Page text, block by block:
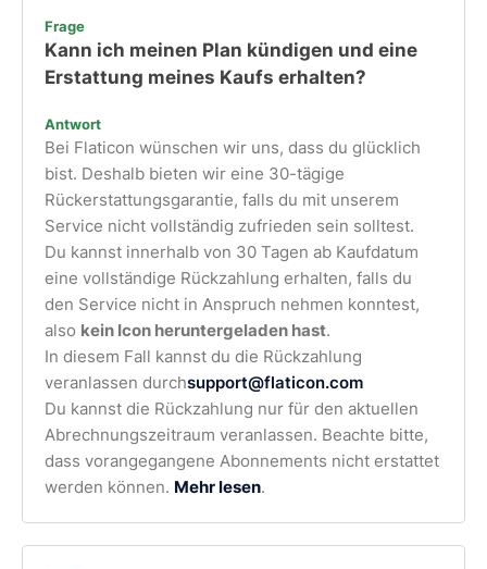
Frage
Kann ich meinen Plan kündigen und eine
Erstattung meines Kaufs erhalten?
Antwort
Bei Flaticon wünschen wir uns, dass du glücklich
bist. Deshalb bieten wir eine 30-tägige
Rückerstattungsgarantie, falls du mit unserem
Service nicht vollständig zufrieden sein solltest.
Du kannst innerhalb von 30 Tagen ab Kaufdatum
eine vollständige Rückzahlung erhalten, falls du
den Service nicht in Anspruch nehmen konntest,
also kein Icon heruntergeladen hast.
In diesem Fall kannst du die Rückzahlung
veranlassen durchsupport@flaticon.com
Du kannst die Rückzahlung nur für den aktuellen
Abrechnungszeitraum veranlassen. Beachte bitte,
dass vorangegangene Abonnements nicht erstattet
werden können. Mehr lesen.